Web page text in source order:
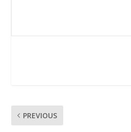
PREVIOUS